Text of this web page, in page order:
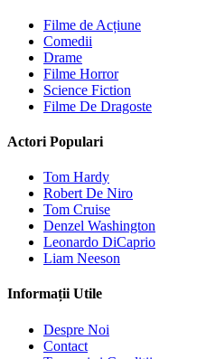
Filme de Acțiune
Comedii
Drame
Filme Horror
Science Fiction
Filme De Dragoste
Actori Populari
Tom Hardy
Robert De Niro
Tom Cruise
Denzel Washington
Leonardo DiCaprio
Liam Neeson
Informații Utile
Despre Noi
Contact